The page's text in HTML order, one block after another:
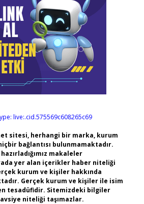
live:.cid.575569c608265c69
sitesi, herhangi bir marka, kurum
bağlantısı bulunmamaktadır.
makaleler
yer alan içerikler haber niteliği
kurum ve kişiler hakkında
Gerçek kurum ve kişiler ile isim
tesadüfidir. Sitemizdeki bilgiler
niteliği taşımazlar.